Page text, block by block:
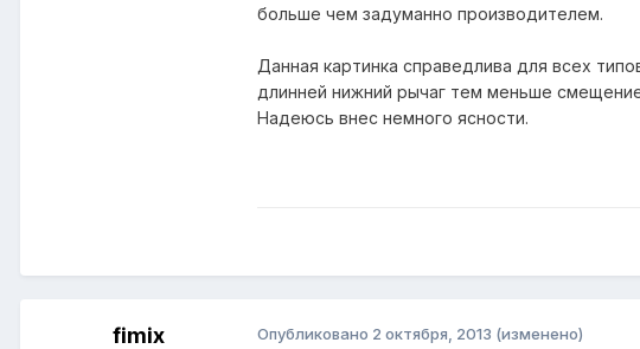
больше чем задуманно производителем.
Данная картинка справедлива для всех
длинней нижний рычаг тем меньше
Надеюсь внес немного ясности.
fimix Опубликовано 2 октября, 2013 (изменено)